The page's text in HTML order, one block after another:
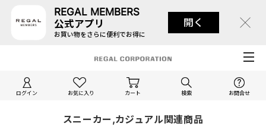
REGAL MEMBERS
公式アプリ
お買い物をさらに便利でお得に
開く
ログイン お気に入り カート 検索 お問合せ
スニーカー,カジュアル関連商品